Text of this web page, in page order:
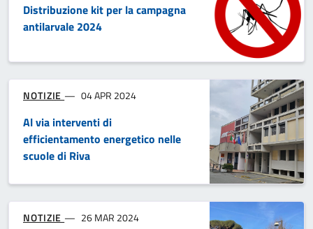
Distribuzione kit per la campagna
antilarvale 2024
NOTIZIE 04 APR 2024
Al via interventi di
efficientamento energetico nelle
scuole di Riva
NOTIZIE 26 MAR 2024